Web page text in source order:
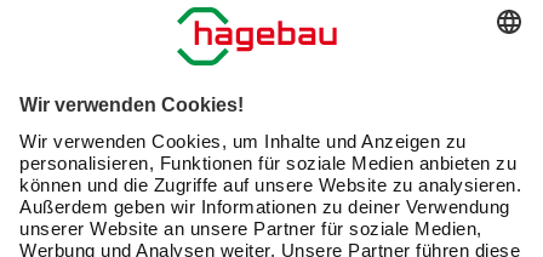
lieferbar
Zustellung 13.08. - 15.08.
Schraubenschlüssel und Steckschlüssel
für Profis und Hobbyhandwerker